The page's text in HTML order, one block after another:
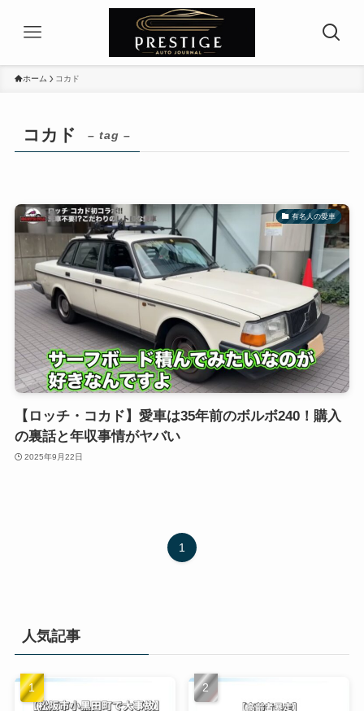
ホーム コカド
コカド – tag –
有名人の愛車
【ロッチ・コカド】愛車は35年前のボルボ240！購入
の裏話と年収事情がヤバい
2025年9月22日
1
人気記事